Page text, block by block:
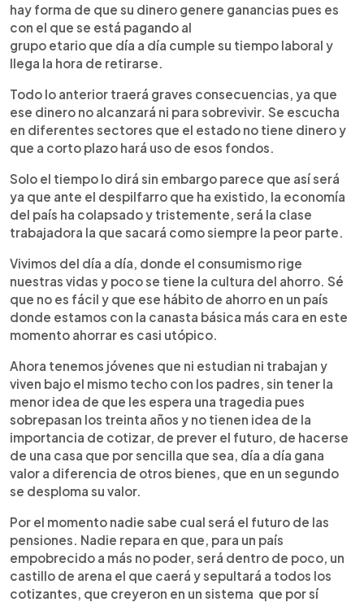
hay forma de que su dinero genere ganancias pues es
con el que se está pagando al
grupo etario que día a día cumple su tiempo laboral y
llega la hora de retirarse.
Todo lo anterior traerá graves consecuencias, ya que
ese dinero no alcanzará ni para sobrevivir. Se escucha
en diferentes sectores que el estado no tiene dinero y
que a corto plazo hará uso de esos fondos.
Solo el tiempo lo dirá sin embargo parece que así será
ya que ante el despilfarro que ha existido, la economía
del país ha colapsado y tristemente, será la clase
trabajadora la que sacará como siempre la peor parte.
Vivimos del día a día, donde el consumismo rige
nuestras vidas y poco se tiene la cultura del ahorro. Sé
que no es fácil y que ese hábito de ahorro en un país
donde estamos con la canasta básica más cara en este
momento ahorrar es casi utópico.
Ahora tenemos jóvenes que ni estudian ni trabajan y
viven bajo el mismo techo con los padres, sin tener la
menor idea de que les espera una tragedia pues
sobrepasan los treinta años y no tienen idea de la
importancia de cotizar, de prever el futuro, de hacerse
de una casa que por sencilla que sea, día a día gana
valor a diferencia de otros bienes, que en un segundo
se desploma su valor.
Por el momento nadie sabe cual será el futuro de las
pensiones. Nadie repara en que, para un país
empobrecido a más no poder, será dentro de poco, un
castillo de arena el que caerá y sepultará a todos los
cotizantes, que creyeron en un sistema que por sí